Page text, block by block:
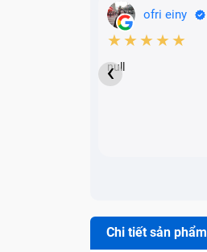
ofri einy
★★★★★
null
‹
Chi tiết sản phẩm